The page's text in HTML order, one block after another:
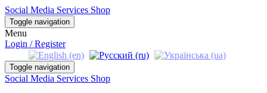
Social Media Services Shop
Toggle navigation
Menu
Login / Register
Toggle navigation
Social Media Services Shop